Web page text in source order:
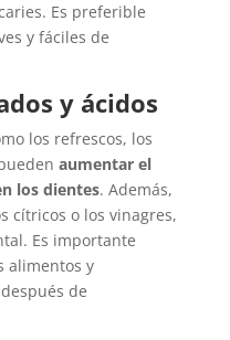
Es preferible
y fáciles de
y ácidos
los refrescos, los
aumentar el
los dientes. Además,
cítricos o los vinagres,
Es importante
alimentos y
de